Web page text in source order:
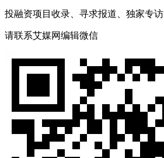
投融资项目收录、寻求报道、独家专访
请联系艾媒网编辑微信